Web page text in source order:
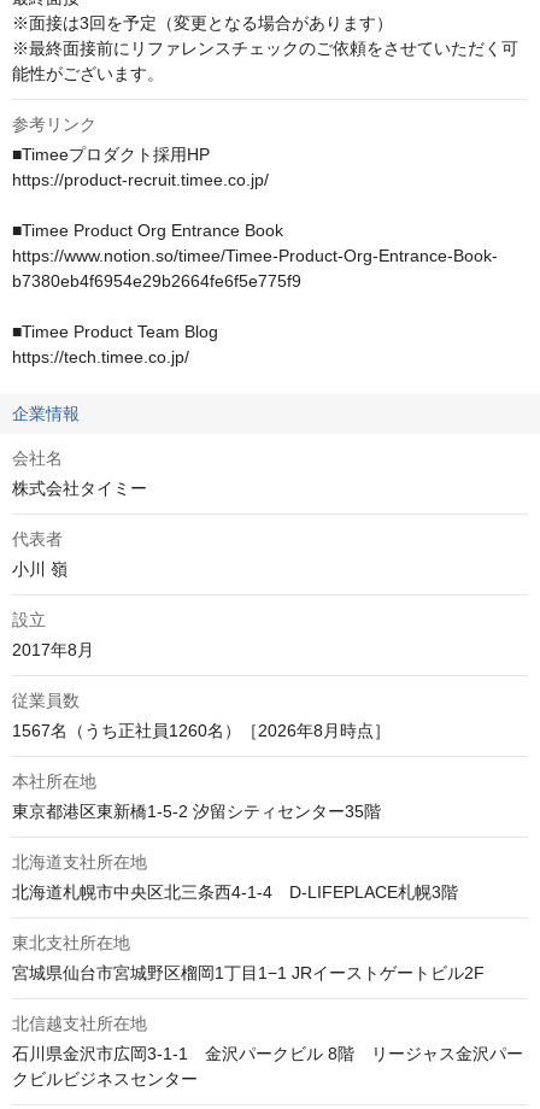
※面接は3回を予定（変更となる場合があります）
※最終面接前にリファレンスチェックのご依頼をさせていただく可
能性がございます。
参考リンク
■Timeeプロダクト採用HP
https://product-recruit.timee.co.jp/
■Timee Product Org Entrance Book
https://www.notion.so/timee/Timee-Product-Org-Entrance-Book-
b7380eb4f6954e29b2664fe6f5e775f9
■Timee Product Team Blog
https://tech.timee.co.jp/
企業情報
会社名
株式会社タイミー
代表者
小川 嶺
設立
2017年8月
従業員数
1567名（うち正社員1260名）［2026年8月時点］
本社所在地
北海道支社所在地
北海道札幌市中央区北三条西4-1-4　D-LIFEPLACE札幌3階
東北支社所在地
宮城県仙台市宮城野区榴岡1丁目1−1 JRイーストゲートビル2F
北信越支社所在地
石川県金沢市広岡3-1-1　金沢パークビル 8階　リージャス金沢パー
クビルビジネスセンター